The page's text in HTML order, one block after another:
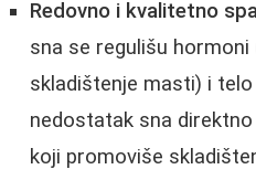
Redovno i kvalitetno
sna se regulišu
skladištenje masti) i
nedostatak sna
koji promoviše